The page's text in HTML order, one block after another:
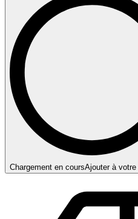
Chargement en cours Ajouter à